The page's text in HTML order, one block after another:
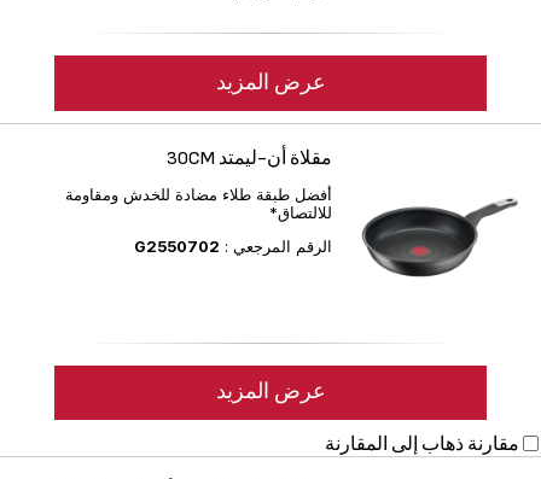
عرض المزيد
مقلاة أن-ليمتد 30CM
أفضل طبقة طلاء مضادة للخدش ومقاومة
للالتصاق*
الرقم المرجعي : G2550702
عرض المزيد
مقارنة ذهاب إلى المقارنة